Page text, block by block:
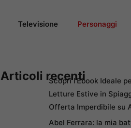
Televisione Personaggi
Articoli recentiScopri l’Ebook Ideale
Letture Estive in
Offerta Imperdibile su
Abel Ferrara: la mia